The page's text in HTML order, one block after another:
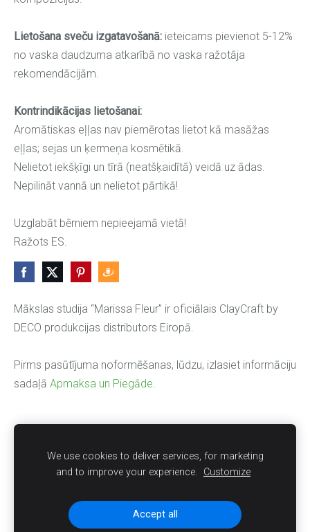
Mākslas studija “Marissa Fleur” ir oficiālais ClayCraft by
DECO produkcijas distributors Eiropā.
Pirms pasūtījuma noformēšanas, lūdzu, izlasiet informāciju
sadaļā Apmaksa un Piegāde.
Lietošana sveču izgatavošanā: ieteicams pievienot 5-12%
no vaska daudzuma atkarībā no vaska ražotāja
rekomendācijām.
Kontrindikācijas lietošanai:
Aromātiskas eļļas nav piemērotas lietot kā masāžas
eļļas; sejas un ķermeņa kosmētikā.
Nelietot iekšķīgi un tīrā (neatšķaidītā) veidā uz ādas.
Nepilināt vannā un nelietot pārtikā!
Uzglabāt bērniem nepieejamā vietā!
Ražots ES.
Apmaksa un Piegāde
Privātuma politika
Noteikumi
KONTAKTI Sīkdatnes
We use cookies to deliver services, for marketing
and to improve your experience.
Customize
Accept all